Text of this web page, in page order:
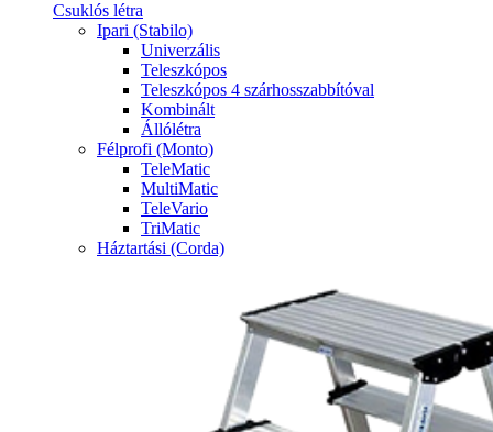
Csuklós létra
Ipari (Stabilo)
Univerzális
Teleszkópos
Teleszkópos 4 szárhosszabbítóval
Kombinált
Állólétra
Félprofi (Monto)
TeleMatic
MultiMatic
TeleVario
TriMatic
Háztartási (Corda)